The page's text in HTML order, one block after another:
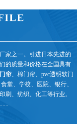
家之一。引进日本先进的
的质量和价格在全国具有
帘、棉门帘、pvc透明软门
堂、学校、医院、银行、
刷、纺织、化工等行业。